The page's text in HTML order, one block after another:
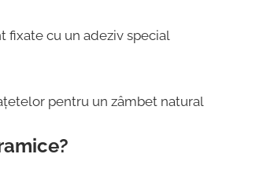
fixate cu un adeziv special
pentru un zâmbet natural